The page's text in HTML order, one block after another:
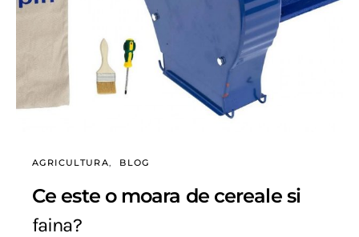
AGRICULTURA BLOG
Ce este o moara de cereale si
faina?